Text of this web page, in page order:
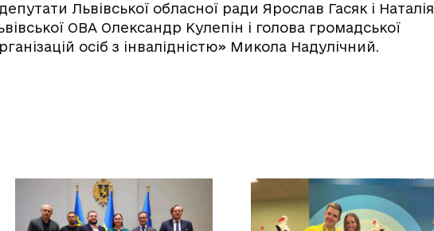
Львівської обласної ради Ярослав Гасяк і Наталія
ОВА Олександр Кулепін і голова громадської
осіб з інвалiднiстю» Микола Надулічний.